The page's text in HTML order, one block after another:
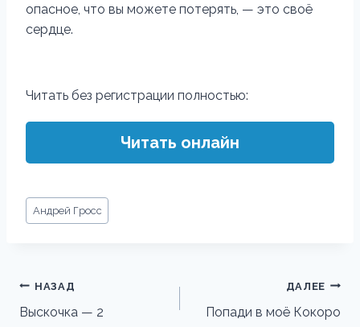
опасное, что вы можете потерять, — это своё
сердце.
Читать без регистрации полностью:
Читать онлайн
Метки
записи:
Андрей Гросс
Навигация
по
НАЗАД
Выскочка — 2
ДАЛЕЕ
Попади в моё Кокоро